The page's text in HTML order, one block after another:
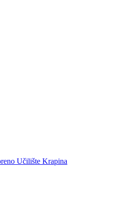
Učilište Krapina